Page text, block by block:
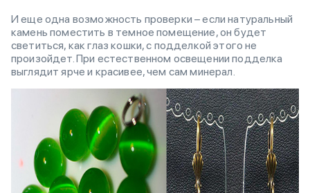
И еще одна возможность проверки – если натуральный
камень поместить в темное помещение, он будет
светиться, как глаз кошки, с подделкой этого не
произойдет. При естественном освещении подделка
выглядит ярче и красивее, чем сам минерал.